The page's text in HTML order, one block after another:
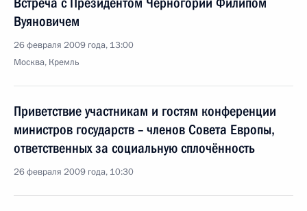
Вуяновичем
26 февраля 2009 года, 13:00
Москва, Кремль
Приветствие участникам и гостям конференции
министров государств – членов Совета Европы,
ответственных за социальную сплочённость
26 февраля 2009 года, 10:30